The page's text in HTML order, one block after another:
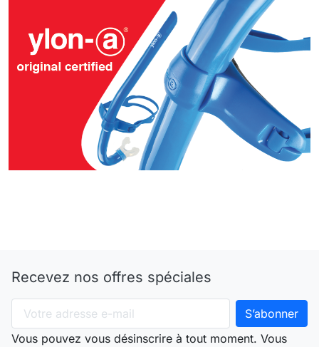
Recevez nos offres spéciales
Vous pouvez vous désinscrire à tout moment. Vous